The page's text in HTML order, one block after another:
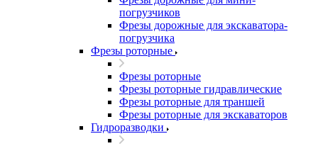
погрузчиков
Фрезы дорожные для экскаватора-
погрузчика
Фрезы роторные
Фрезы роторные
Фрезы роторные гидравлические
Фрезы роторные для траншей
Фрезы роторные для экскаваторов
Гидроразводки